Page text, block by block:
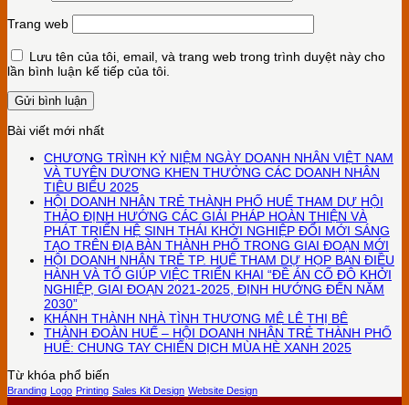
Trang web
Lưu tên của tôi, email, và trang web trong trình duyệt này cho
lần bình luận kế tiếp của tôi.
Bài viết mới nhất
CHƯƠNG TRÌNH KỶ NIỆM NGÀY DOANH NHÂN VIỆT NAM
VÀ TUYÊN DƯƠNG KHEN THƯỞNG CÁC DOANH NHÂN
TIÊU BIỂU 2025
HỘI DOANH NHÂN TRẺ THÀNH PHỐ HUẾ THAM DỰ HỘI
THẢO ĐỊNH HƯỚNG CÁC GIẢI PHÁP HOÀN THIỆN VÀ
PHÁT TRIỂN HỆ SINH THÁI KHỞI NGHIỆP ĐỔI MỚI SÁNG
TẠO TRÊN ĐỊA BÀN THÀNH PHỐ TRONG GIAI ĐOẠN MỚI
HỘI DOANH NHÂN TRẺ TP. HUẾ THAM DỰ HỌP BAN ĐIỀU
HÀNH VÀ TỔ GIÚP VIỆC TRIỂN KHAI “ĐỀ ÁN CỐ ĐÔ KHỞI
NGHIỆP, GIAI ĐOẠN 2021-2025, ĐỊNH HƯỚNG ĐẾN NĂM
2030”
KHÁNH THÀNH NHÀ TÌNH THƯƠNG MỆ LÊ THỊ BÊ
THÀNH ĐOÀN HUẾ – HỘI DOANH NHÂN TRẺ THÀNH PHỐ
HUẾ: CHUNG TAY CHIẾN DỊCH MÙA HÈ XANH 2025
Từ khóa phổ biến
Branding Logo Printing Sales Kit Design Website Design